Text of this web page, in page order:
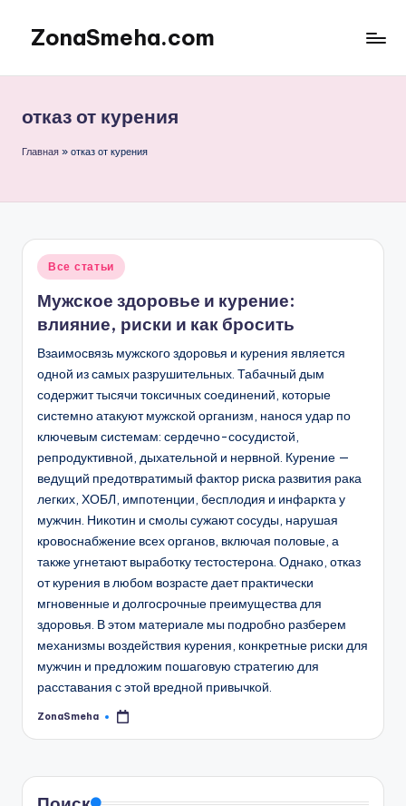
Перейти
содержимому
ZonaSmeha.com
питание
отказ от курения
Главная » отказ от курения
Опубликовано
Все статьи
Мужское здоровье и курение:
влияние, риски и как бросить
Взаимосвязь мужского здоровья и курения является
одной из самых разрушительных. Табачный дым
содержит тысячи токсичных соединений, которые
системно атакуют мужской организм, нанося удар по
ключевым системам: сердечно-сосудистой,
репродуктивной, дыхательной и нервной. Курение —
ведущий предотвратимый фактор риска развития рака
легких, ХОБЛ, импотенции, бесплодия и инфаркта у
мужчин. Никотин и смолы сужают сосуды, нарушая
кровоснабжение всех органов, включая половые, а
также угнетают выработку тестостерона. Однако, отказ
от курения в любом возрасте дает практически
мгновенные и долгосрочные преимущества для
здоровья. В этом материале мы подробно разберем
механизмы воздействия курения, конкретные риски для
мужчин и предложим пошаговую стратегию для
расставания с этой вредной привычкой.
Запись
ZonaSmeha